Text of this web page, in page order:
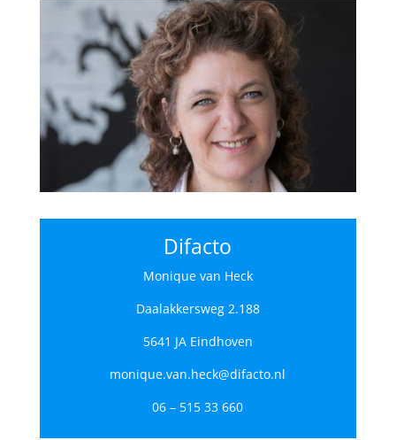
Difacto
Monique van Heck
Daalakkersweg 2.188
5641 JA Eindhoven
monique.van.heck@difacto.nl
06 – 515 33 660